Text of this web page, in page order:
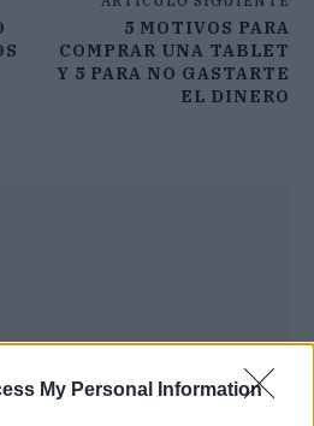
My Personal Information
5 MOTIVOS PARA
COMPRAR UNA TABLET
Y 5 PARA NO GASTARTE
EL DINERO